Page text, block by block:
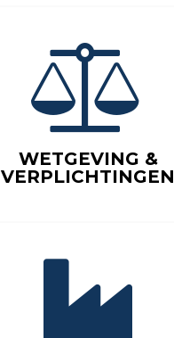
WETGEVING &
VERPLICHTINGEN